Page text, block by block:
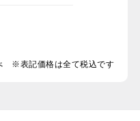
※表記価格は全て税込です